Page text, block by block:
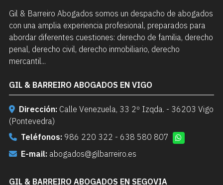
Gil & Barreiro Abogados somos un despacho de abogados
con una amplia experiencia profesional, preparados para
abordar diferentes cuestiones: derecho de familia, derecho
penal, derecho civil, derecho inmobiliario, derecho
mercantil...
GIL & BARREIRO ABOGADOS EN VIGO
Dirección: Calle Venezuela, 33 2º Izqda. - 36203 Vigo
(Pontevedra)
Teléfonos: 986 220 322 - 638 580 807
E-mail: abogados@gilbarreiro.es
GIL & BARREIRO ABOGADOS EN SEGOVIA